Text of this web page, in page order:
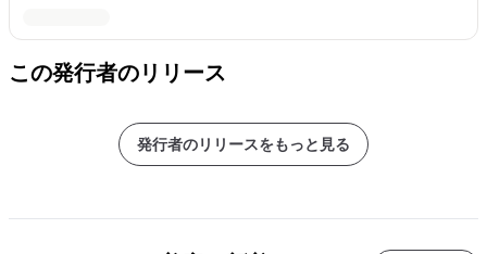
この発行者のリリース
発行者のリリースをもっと見る